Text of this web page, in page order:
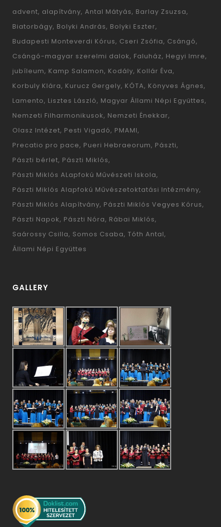
advent alapítvány Antal Mátyás Barlay Zsuzsa
Biatorbágy Bolyki András Bolyki Eszter
Budapesti Monteverdi Kórus Cseri Zsófia Csángó
Csángó-magyar szerelmi dalok Faluház Hegyi Imre
jubíleum Kamp Salamon Kodály Kollár Éva
Korbuly Klára Kurucz Gergely KÓTA Könyves Ágnes
Lamento Lisztes László Magyar Állami Népi Együttes
Nemzeti Filharmonikusok Nemzeti Énekkar
Olasz Intézet Pesti Vigadó PMAMI
Precatio pro pace Pueri Hebraeorum Pászti
Pászti bérlet Pászti Miklós
Pászti Miklós ALapfokú Művészeti Iskola
Pászti Miklós Alapfokú Művészetoktatási Intézmény
Pászti Miklós Alapítvány Pászti Miklós Vegyes Kórus
Pászti Napok Pászti Nóra Rábai Miklós
Saárossy Csilla Somos Csaba Tóth Antal
Állami Népi Együttes
GALLERY